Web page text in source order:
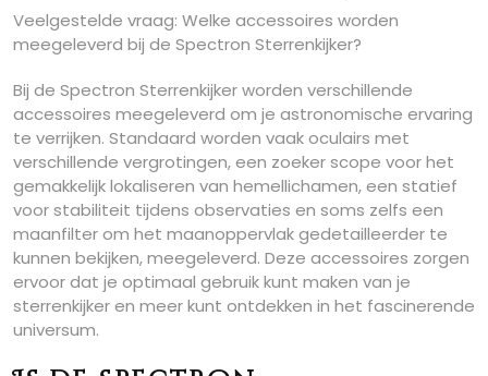
Veelgestelde vraag: Welke accessoires worden
meegeleverd bij de Spectron Sterrenkijker?
Bij de Spectron Sterrenkijker worden verschillende
accessoires meegeleverd om je astronomische ervaring
te verrijken. Standaard worden vaak oculairs met
verschillende vergrotingen, een zoeker scope voor het
gemakkelijk lokaliseren van hemellichamen, een statief
voor stabiliteit tijdens observaties en soms zelfs een
maanfilter om het maanoppervlak gedetailleerder te
kunnen bekijken, meegeleverd. Deze accessoires zorgen
ervoor dat je optimaal gebruik kunt maken van je
sterrenkijker en meer kunt ontdekken in het fascinerende
universum.